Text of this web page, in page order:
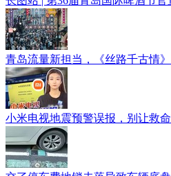
青岛流量新担当，《丝路千古情
小米电视地震预警误报，别让救